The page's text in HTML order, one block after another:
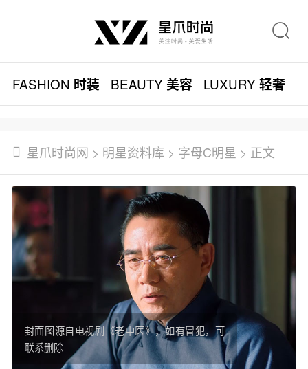
FASHION 时装 BEAUTY美容 LUXURY轻奢
星爪时尚网 > 明星资料库 > 字母C明星 > 正文
封面图源自电视剧《老中医》，如有冒犯，可
联系删除